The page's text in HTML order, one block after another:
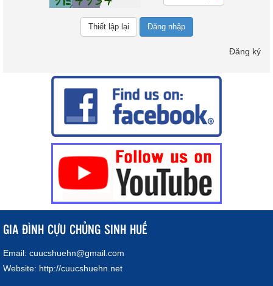
Đăng nhập
Đăng ký
GIA ĐÌNH CỰU CHỦNG SINH HUẾ
Email: cuucshuehn@gmail.com
Website: http://cuucshuehn.net